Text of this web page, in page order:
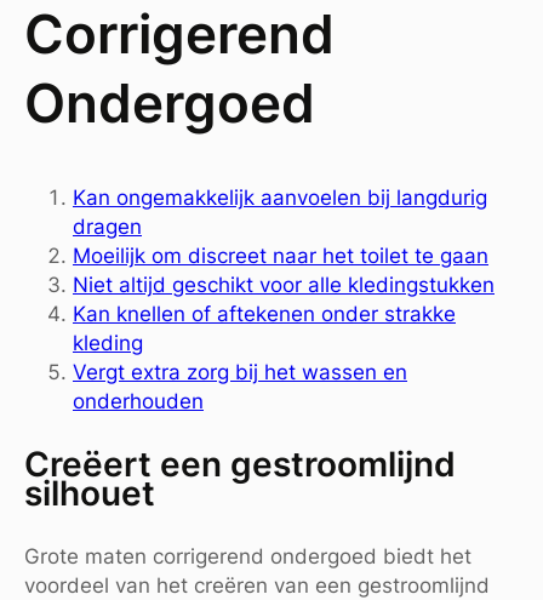
Corrigerend
Ondergoed
Kan ongemakkelijk aanvoelen bij langdurig
dragen
Moeilijk om discreet naar het toilet te gaan
Niet altijd geschikt voor alle kledingstukken
Kan knellen of aftekenen onder strakke
kleding
Vergt extra zorg bij het wassen en
onderhouden
Creëert een gestroomlijnd
silhouet
Grote maten corrigerend ondergoed biedt het
voordeel van het creëren van een gestroomlijnd